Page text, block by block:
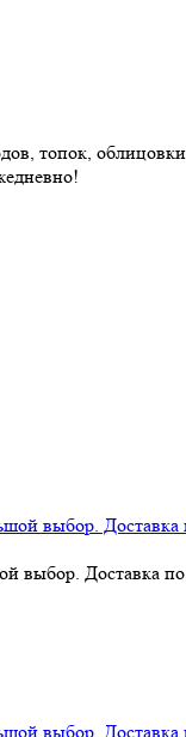
топок,
выбор. Доставка